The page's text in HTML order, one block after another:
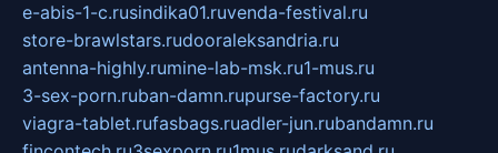
e-abis-1-c.rusindika01.ruvenda-festival.ru
store-brawlstars.rudooraleksandria.ru
antenna-highly.rumine-lab-msk.ru1-mus.ru
3-sex-porn.ruban-damn.rupurse-factory.ru
viagra-tablet.rufasbags.ruadler-jun.rubandamn.ru